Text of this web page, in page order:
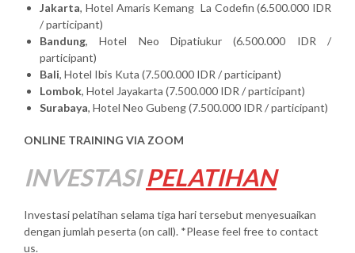
Jakarta, Hotel Amaris Kemang La Codefin (6.500.000 IDR
/ participant)
Bandung, Hotel Neo Dipatiukur (6.500.000 IDR /
participant)
Bali, Hotel Ibis Kuta (7.500.000 IDR / participant)
Lombok, Hotel Jayakarta (7.500.000 IDR / participant)
Surabaya, Hotel Neo Gubeng (7.500.000 IDR / participant)
ONLINE TRAINING VIA ZOOM
INVESTASI PELATIHAN
Investasi pelatihan selama tiga hari tersebut menyesuaikan
dengan jumlah peserta (on call). *Please feel free to contact
us.